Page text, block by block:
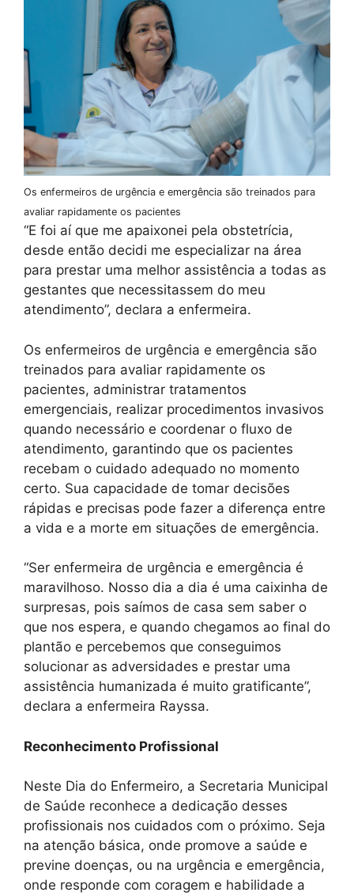
Os enfermeiros de urgência e emergência são treinados para
avaliar rapidamente os pacientes
“E foi aí que me apaixonei pela obstetrícia,
desde então decidi me especializar na área
para prestar uma melhor assistência a todas as
gestantes que necessitassem do meu
atendimento”, declara a enfermeira.
Os enfermeiros de urgência e emergência são
treinados para avaliar rapidamente os
pacientes, administrar tratamentos
emergenciais, realizar procedimentos invasivos
quando necessário e coordenar o fluxo de
atendimento, garantindo que os pacientes
recebam o cuidado adequado no momento
certo. Sua capacidade de tomar decisões
rápidas e precisas pode fazer a diferença entre
a vida e a morte em situações de emergência.
“Ser enfermeira de urgência e emergência é
maravilhoso. Nosso dia a dia é uma caixinha de
surpresas, pois saímos de casa sem saber o
que nos espera, e quando chegamos ao final do
plantão e percebemos que conseguimos
solucionar as adversidades e prestar uma
assistência humanizada é muito gratificante”,
declara a enfermeira Rayssa.
Reconhecimento Profissional
Neste Dia do Enfermeiro, a Secretaria Municipal
de Saúde reconhece a dedicação desses
profissionais nos cuidados com o próximo. Seja
na atenção básica, onde promove a saúde e
previne doenças, ou na urgência e emergência,
onde responde com coragem e habilidade a